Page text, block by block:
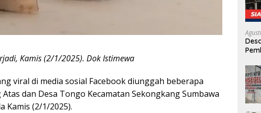
Kamis (2/1/2025). Dok Istimewa
viral di media sosial Facebook diunggah beberapa
dan Desa Tongo Kecamatan Sekongkang Sumbawa
Kamis (2/1/2025).